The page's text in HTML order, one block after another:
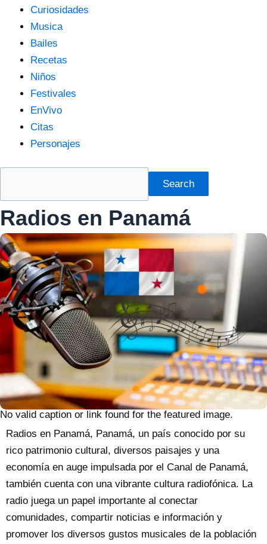
Curiosidades
Musica
Bailes
Recetas
Niños
Festivales
EnVivo
Citas
Personajes
Search
Radios en Panamá
No valid caption or link found for the featured image.
Radios en Panamá, Panamá, un país conocido por su
rico patrimonio cultural, diversos paisajes y una
economía en auge impulsada por el Canal de Panamá,
también cuenta con una vibrante cultura radiofónica. La
radio juega un papel importante al conectar
comunidades, compartir noticias e información y
promover los diversos gustos musicales de la población